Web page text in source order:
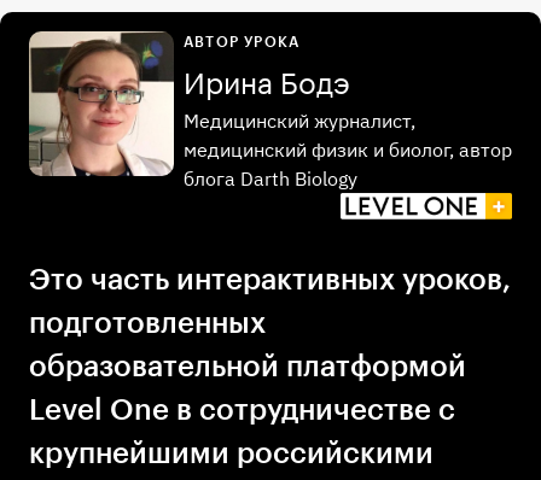
Это часть интерактивных уроков,
подготовленных
образовательной платформой
Level One в сотрудничестве с
крупнейшими российскими
АВТОР УРОКА
Ирина Бодэ
Медицинский журналист,
медицинский физик и биолог, автор
блога Darth Biology